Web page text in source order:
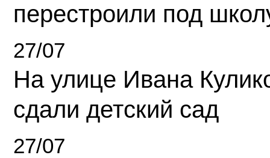
перестроили под
27/07
На улице Ивана
сдали детский сад
27/07